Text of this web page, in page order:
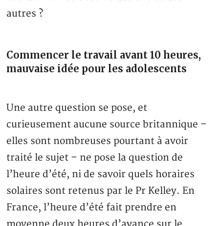
autres ?
Commencer le travail avant 10 heures,
mauvaise idée pour les adolescents
Une autre question se pose, et
curieusement aucune source britannique –
elles sont nombreuses pourtant à avoir
traité le sujet – ne pose la question de
l’heure d’été, ni de savoir quels horaires
solaires sont retenus par le Pr Kelley. En
France, l’heure d’été fait prendre en